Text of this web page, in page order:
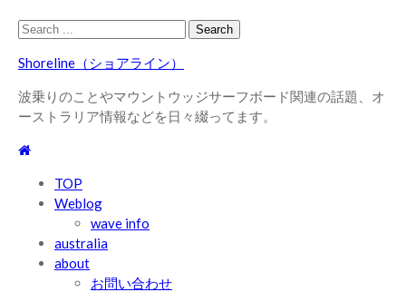
Skip
navigation
Skip
content
Search
Shoreline（ショアライン）
波乗りのことやマウントウッジサーフボード関連の話題、オ
ーストラリア情報などを日々綴ってます。
TOP
Weblog
wave info
australia
about
お問い合わせ